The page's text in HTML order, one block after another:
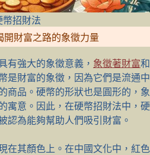
幣招財法
開財富之路的象徵力量
有強大的象徵意義， 象徵著財富和
是財富的象徵，因為它們是流通中
商品。硬幣的形狀也是圓形的，象
寓意。因此，在硬幣招財法中，硬
認為能夠幫助人們吸引財富。
在其顏色上。在中國文化中，紅色